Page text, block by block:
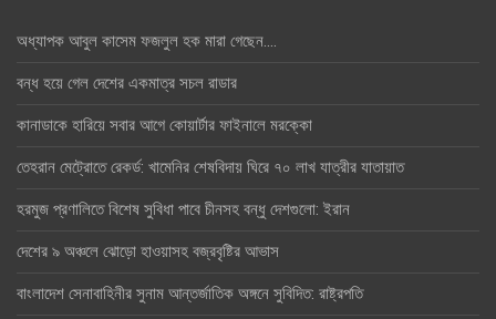
অধ্যাপক আবুল কাসেম ফজলুল হক মারা গেছেন….
বন্ধ হয়ে গেল দেশের একমাত্র সচল রাডার
কানাডাকে হারিয়ে সবার আগে কোয়ার্টার ফাইনালে মরক্কো
তেহরান মেট্রোতে রেকর্ড: খামেনির শেষবিদায় ঘিরে ৭০ লাখ যাত্রীর যাতায়াত
হরমুজ প্রণালিতে বিশেষ সুবিধা পাবে চীনসহ বন্ধু দেশগুলো: ইরান
দেশের ৯ অঞ্চলে ঝোড়ো হাওয়াসহ বজ্রবৃষ্টির আভাস
বাংলাদেশ সেনাবাহিনীর সুনাম আন্তর্জাতিক অঙ্গনে সুবিদিত: রাষ্ট্রপতি